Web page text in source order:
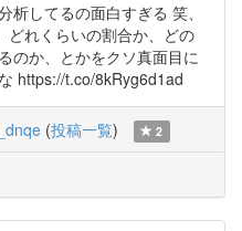
してるの面白すぎる 笑、
どれくらいの割合か、どの
のか、とかをクソ真面目に
https://t.co/8kRyg6d1ad
(投稿一覧) 2